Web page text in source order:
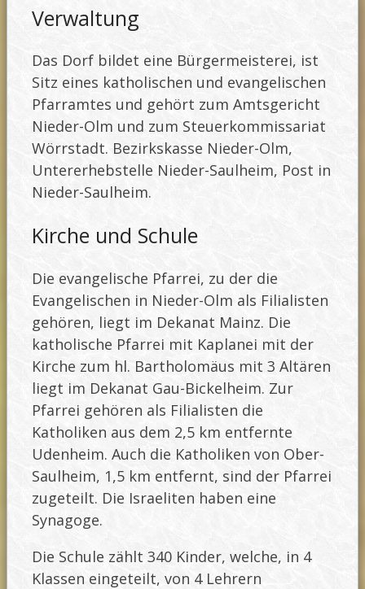
Verwaltung
Das Dorf bildet eine Bürgermeisterei, ist
Sitz eines katholischen und evangelischen
Pfarramtes und gehört zum Amtsgericht
Nieder-Olm und zum Steuerkommissariat
Wörrstadt. Bezirkskasse Nieder-Olm,
Untererhebstelle Nieder-Saulheim, Post in
Nieder-Saulheim.
Kirche und Schule
Die evangelische Pfarrei, zu der die
Evangelischen in Nieder-Olm als Filialisten
gehören, liegt im Dekanat Mainz. Die
katholische Pfarrei mit Kaplanei mit der
Kirche zum hl. Bartholomäus mit 3 Altären
liegt im Dekanat Gau-Bickelheim. Zur
Pfarrei gehören als Filialisten die
Katholiken aus dem 2,5 km entfernte
Udenheim. Auch die Katholiken von Ober-
Saulheim, 1,5 km entfernt, sind der Pfarrei
zugeteilt. Die Israeliten haben eine
Synagoge.
Die Schule zählt 340 Kinder, welche, in 4
Klassen eingeteilt, von 4 Lehrern